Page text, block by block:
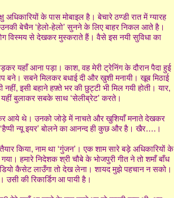
के पास मोबाइल है। बेचारे ठण्डी रात में ग्यारह
बेचैन ‘हेलो-हेलो’ सुनने के लिए बाहर निकल आते है।
विस्मय से देखकर मुस्कराते हैं। वैसे इस नयी सुविधा का
यहाँ आना पड़ा। काश, वह मेरी ट्रेनिंग के दौरान पैदा हुई
बने। सबने मिलकर बधाई दी और खुशी मनायी। खूब मिठाई
इसी बहाने हफ़्ते भर की छुट्टी भी मिल गयी होती। यार,
यहीं बुलाकर सबके साथ ‘सेलीब्रेट’ करते।
आये थे। उनको जोड़े में नाचते और खुशियाँ मनाते देखकर
न्यू इयर’ बोलने का आनन्द ही कुछ और है। खैर….।
किया, नाम था ‘गुंजन’। एक शाम सारे बड़े अधिकारियों के
हमारे निदेशक श्री चौबे के भोजपुरी गीत ने तो शमाँ बाँध
कैसेट लाउँगा तो देख लेना। शायद मुझे पहचान न सको।
की रिकार्डिग आ पायी है।